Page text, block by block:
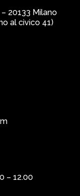
20133 Milano
al civico 41)
– 12.00